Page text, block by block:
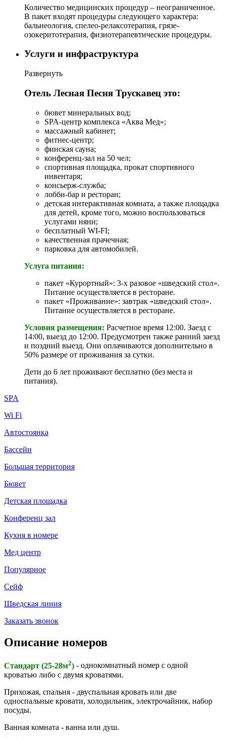
Количество медицинских процедур – неограниченное.
В пакет входят процедуры следующего характера:
бальнеология, спелео-релаксотерапия, грязе-
озокеритотерапия, физиотерапевтические процедуры.
Услуги и инфраструктура
Развернуть
Отель Лесная Песня Трускавец это:
бювет минеральных вод;
SPA-центр комплекса «Аква Мед»;
массажный кабинет;
фитнес-центр;
финская сауна;
конференц-зал на 50 чел;
спортивная площадка, прокат спортивного
инвентаря;
консьерж-служба;
лобби-бар и ресторан;
детская интерактивная комната, а также площадка
для детей, кроме того, можно воспользоваться
услугами няни;
бесплатный WI-FI;
качественная прачечная;
парковка для автомобилей.
Услуга питания:
пакет «Курортный»: 3-х разовое «шведский стол».
Питание осуществляется в ресторане.
пакет «Проживание»: завтрак «шведский стол».
Питание осуществляется в ресторане.
Условия размещения: Расчетное время 12:00. Заезд с
14:00, выезд до 12:00. Предусмотрен также ранний заезд
и поздний выезд. Они оплачиваются дополнительно в
50% размере от проживания за сутки.
Дети до 6 лет проживают бесплатно (без места и
питания).
SPA
Wi Fi
Автостоянка
Бассейн
Большая территория
Бювет
Детская площадка
Конференц зал
Кухня в номере
Мед центр
Популярное
Сейф
Шведская линия
Заказать звонок
Описание номеров
Cтандарт (25-28м2) - однокомнатный номер с одной
кроватью либо с двумя кроватями.
Прихожая, спальня - двуспальная кровать или две
односпальные кровати, холодильник, электрочайник, набор
посуды.
Ванная комната - ванна или душ.